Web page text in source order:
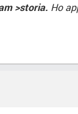
>storia. Ho